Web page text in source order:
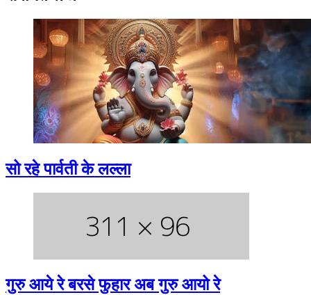
सो रहे पार्वती के लल्ला
गुरु आये रे बरसे फुहार अब गुरु आयो रे